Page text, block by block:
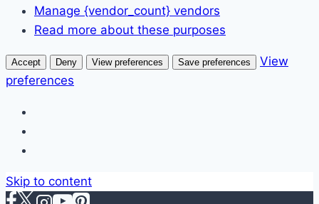
Manage {vendor_count} vendors
Read more about these purposes
Accept Deny View preferences Save preferences
View
preferences
Skip to content